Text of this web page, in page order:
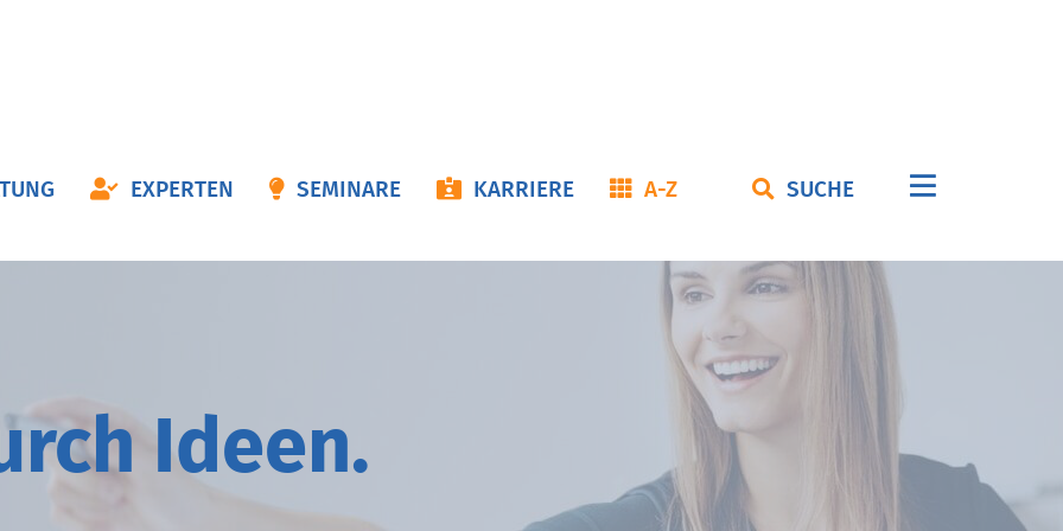
EXPERTEN SEMINARE KARRIERE A-Z SUCHE
Navigation
I deen.